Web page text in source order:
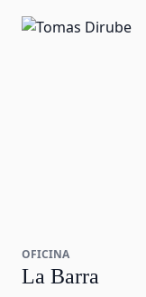
OFICINA
La Barra